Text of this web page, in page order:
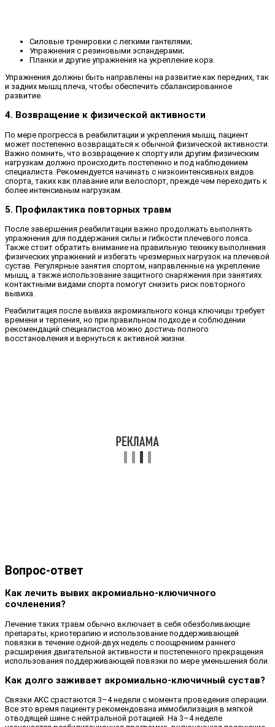
Силовые тренировки с легкими гантелями;
Упражнения с резиновыми эспандерами;
Планки и другие упражнения на укрепление кора.
Упражнения должны быть направлены на развитие как передних, так
и задних мышц плеча, чтобы обеспечить сбалансированное
развитие.
4. Возвращение к физической активности
По мере прогресса в реабилитации и укрепления мышц, пациент
может постепенно возвращаться к обычной физической активности.
Важно помнить, что возвращение к спорту или другим физическим
нагрузкам должно происходить постепенно и под наблюдением
специалиста. Рекомендуется начинать с низкоинтенсивных видов
спорта, таких как плавание или велоспорт, прежде чем переходить к
более интенсивным нагрузкам.
5. Профилактика повторных травм
После завершения реабилитации важно продолжать выполнять
упражнения для поддержания силы и гибкости плечевого пояса.
Также стоит обратить внимание на правильную технику выполнения
физических упражнений и избегать чрезмерных нагрузок на плечевой
сустав. Регулярные занятия спортом, направленные на укрепление
мышц, а также использование защитного снаряжения при занятиях
контактными видами спорта помогут снизить риск повторного
вывиха.
Реабилитация после вывиха акромиального конца ключицы требует
времени и терпения, но при правильном подходе и соблюдении
рекомендаций специалистов можно достичь полного
восстановления и вернуться к активной жизни.
Вопрос-ответ
Как лечить вывих акромиально-ключичного
сочленения?
Лечение таких травм обычно включает в себя обезболивающие
препараты, криотерапию и использование поддерживающей
повязки в течение одной-двух недель с поощрением раннего
расширения двигательной активности и постепенного прекращения
использования поддерживающей повязки по мере уменьшения боли.
Как долго заживает акромиально-ключичный сустав?
Связки АКС срастаются 3–4 недели с момента проведения операции.
Все это время пациенту рекомендована иммобилизация в мягкой
отводящей шине с нейтральной ротацией. На 3–4 неделе